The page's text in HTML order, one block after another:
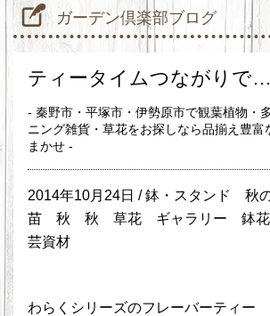
ガーデン倶楽部ブログ
ティータイムつながりで…
- 秦野市・平塚市・伊勢原市で観葉植物・
ニング雑貨・草花をお探しなら品揃え豊富
まかせ -
2014年10月24日 /鉢・スタンド 秋
苗 秋
秋 草花 ギャラリー 鉢
芸資材
わらくシリーズのフレーバーティー